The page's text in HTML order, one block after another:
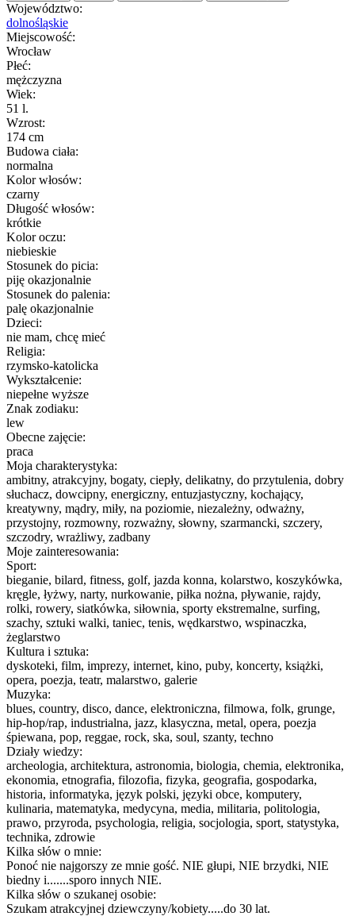
Województwo:
dolnośląskie
Miejscowość:
Wrocław
Płeć:
mężczyzna
Wiek:
51 l.
Wzrost:
174 cm
Budowa ciała:
normalna
Kolor włosów:
czarny
Długość włosów:
krótkie
Kolor oczu:
niebieskie
Stosunek do picia:
piję okazjonalnie
Stosunek do palenia:
palę okazjonalnie
Dzieci:
nie mam, chcę mieć
Religia:
rzymsko-katolicka
Wykształcenie:
niepełne wyższe
Znak zodiaku:
lew
Obecne zajęcie:
praca
Moja charakterystyka:
ambitny, atrakcyjny, bogaty, ciepły, delikatny, do przytulenia, dobry
słuchacz, dowcipny, energiczny, entuzjastyczny, kochający,
kreatywny, mądry, miły, na poziomie, niezależny, odważny,
przystojny, rozmowny, rozważny, słowny, szarmancki, szczery,
szczodry, wrażliwy, zadbany
Moje zainteresowania:
Sport:
bieganie, bilard, fitness, golf, jazda konna, kolarstwo, koszykówka,
kręgle, łyżwy, narty, nurkowanie, piłka nożna, pływanie, rajdy,
rolki, rowery, siatkówka, siłownia, sporty ekstremalne, surfing,
szachy, sztuki walki, taniec, tenis, wędkarstwo, wspinaczka,
żeglarstwo
Kultura i sztuka:
dyskoteki, film, imprezy, internet, kino, puby, koncerty, książki,
opera, poezja, teatr, malarstwo, galerie
Muzyka:
blues, country, disco, dance, elektroniczna, filmowa, folk, grunge,
hip-hop/rap, industrialna, jazz, klasyczna, metal, opera, poezja
śpiewana, pop, reggae, rock, ska, soul, szanty, techno
Działy wiedzy:
archeologia, architektura, astronomia, biologia, chemia, elektronika,
ekonomia, etnografia, filozofia, fizyka, geografia, gospodarka,
historia, informatyka, język polski, języki obce, komputery,
kulinaria, matematyka, medycyna, media, militaria, politologia,
prawo, przyroda, psychologia, religia, socjologia, sport, statystyka,
technika, zdrowie
Kilka słów o mnie:
Ponoć nie najgorszy ze mnie gość. NIE głupi, NIE brzydki, NIE
biedny i.......sporo innych NIE.
Kilka słów o szukanej osobie:
Szukam atrakcyjnej dziewczyny/kobiety.....do 30 lat.